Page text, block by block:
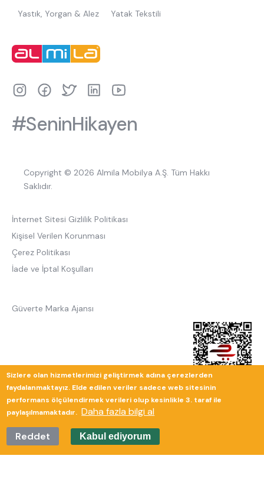
Yastık, Yorgan & Alez Yatak Tekstili
#SeninHikayen
Copyright © 2026 Almila Mobilya A.Ş. Tüm Hakkı
Saklıdır.
İnternet Sitesi Gizlilik Politikası
Kişisel Verilen Korunması
Çerez Politikası
İade ve İptal Koşulları
Güverte Marka Ajansı
Sizlere olan hizmetlerimizi geliştirmek adına çerezlerden
faydalanmaktayız. Elde edilen veriler sadece web sitesinin
performans ölçülendirmek verileri olup kesinlikle 3. taraf ile
paylaşılmamaktadır. Daha fazla bilgi al
Reddet
Kabul ediyorum